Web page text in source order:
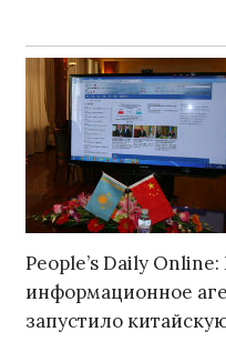
People’s Daily
информационное
запустило